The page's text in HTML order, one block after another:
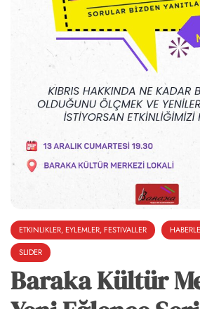
ETKINLIKLER, EYLEMLER, FESTIVALLER
SLIDER
Baraka Kültür